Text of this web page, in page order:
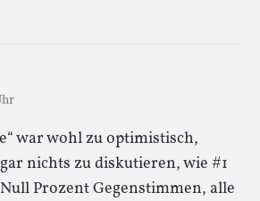
war wohl zu optimistisch,
nichts zu diskutieren, wie #1
Prozent Gegenstimmen, alle